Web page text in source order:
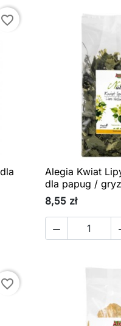
favorite_border
do koszyka

Alegia Kwiat
dla papug /
8,55 zł

favorite_border